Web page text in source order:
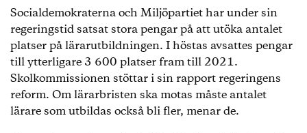
Socialdemokraterna och Miljöpartiet har under sin
regeringstid satsat stora pengar på att utöka antalet
platser på lärarutbildningen. I höstas avsattes pengar
till ytterligare 3 600 platser fram till 2021.
Skolkommissionen stöttar i sin rapport regeringens
reform. Om lärarbristen ska motas måste antalet
lärare som utbildas också bli fler, menar de.